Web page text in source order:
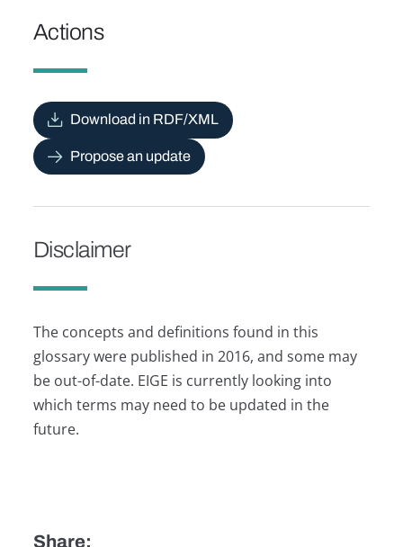
Actions
Download in RDF/XML
Propose an update
Disclaimer
The concepts and definitions found in this
glossary were published in 2016, and some may
be out-of-date. EIGE is currently looking into
which terms may need to be updated in the
future.
Share: